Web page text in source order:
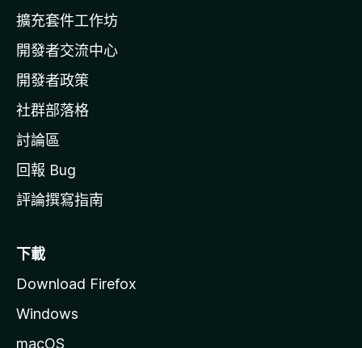
a
官
網
擴充套件工作坊
開發者交流中心
開發者政策
社群部落格
討論區
回報 Bug
評論撰寫指南
下載
Download Firefox
Windows
macOS